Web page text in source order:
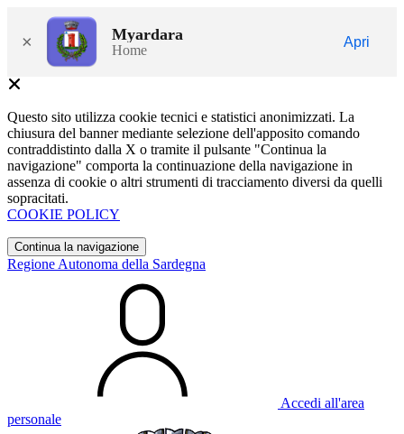
× Myardara
Home
Apri
Questo sito utilizza cookie tecnici e statistici anonimizzati. La
chiusura del banner mediante selezione dell'apposito comando
contraddistinto dalla X o tramite il pulsante "Continua la
navigazione" comporta la continuazione della navigazione in
assenza di cookie o altri strumenti di tracciamento diversi da quelli
sopracitati.
COOKIE POLICY
Continua la navigazione
Regione Autonoma della Sardegna
Accedi all'area
personale